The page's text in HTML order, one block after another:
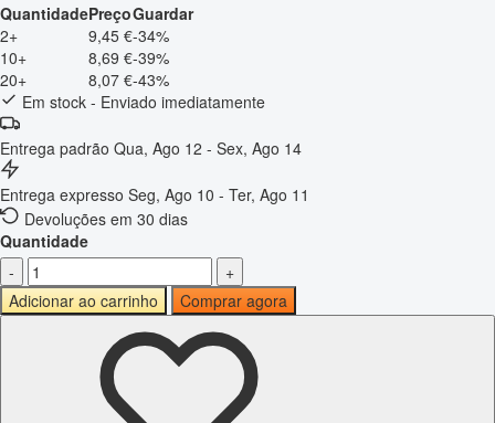
QuantidadePreçoGuardar
2+
9,45 €-34%
10+
8,69 €-39%
20+
8,07 €-43%
Em stock - Enviado imediatamente
Entrega padrão Qua, Ago 12 - Sex, Ago 14
Entrega expresso Seg, Ago 10 - Ter, Ago 11
Devoluções em 30 dias
Quantidade
-
+
Adicionar ao carrinho
Comprar agora